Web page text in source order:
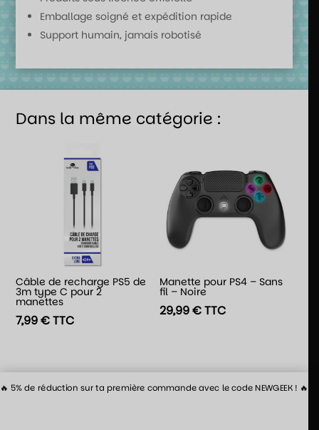
Emballage soigné et expédition rapide
Support humain, jamais robotisé
Dans la même catégorie :
Câble de recharge PS5 de
3m type C pour 2
manettes
7,99€TTC
Manette pour PS4 – Sans
fil – Noire
29,99€TTC
🔥 5% de réduction sur ta première commande avec le code NEWGEEK ! 🔥